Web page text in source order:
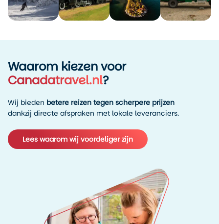
Waarom kiezen voor
Canadatravel.nl?
Wij bieden betere reizen tegen scherpere prijzen
dankzij directe afspraken met lokale leveranciers.
Lees waarom wij voordeliger zijn